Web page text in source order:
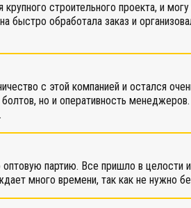
строительного проекта, и
быстро обработала заказ и
с этой компанией и остался
болтов, но и оперативность
партию. Все пришло в целости
много времени, так как не нужно